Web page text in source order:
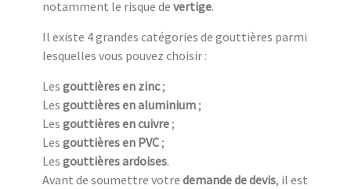
notamment le risque de vertige.
Il existe 4 grandes catégories de gouttières parmi
lesquelles vous pouvez choisir :
Les gouttières en zinc;
Les gouttières en aluminium;
Les gouttières en cuivre;
Les gouttières en PVC;
Les gouttières ardoises.
Avant de soumettre votre demande de devis, il est